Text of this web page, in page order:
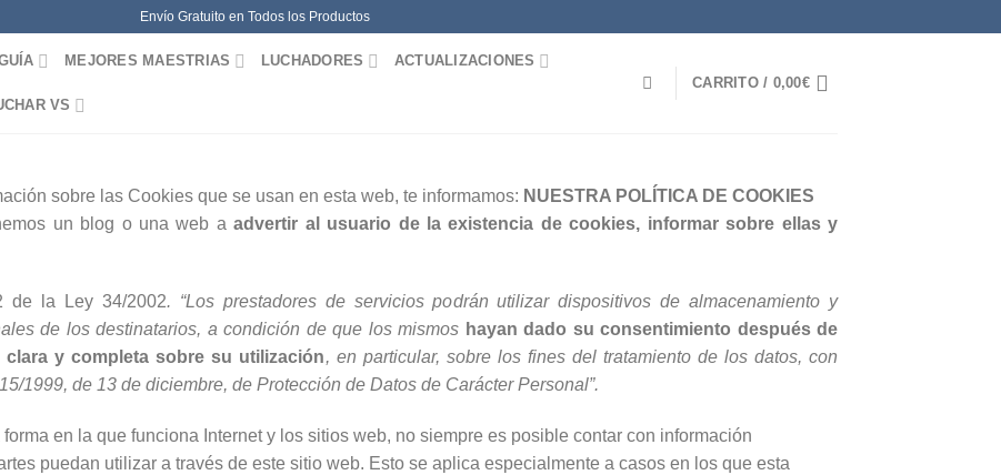
Envío Gratuito en Todos los Productos
MEJORES MAESTRIAS LUCHADORES ACTUALIZACIONES
VS
CARRITO / 0,00€
sobre las Cookies que se usan en esta web, te informamos: NUESTRA POLÍTICA DE COOKIES
un blog o una web aadvertir al usuario de la existencia de cookies, informar sobre ellas y
de la Ley 34/2002. “Los prestadores de servicios podrán utilizar dispositivos de almacenamiento y
de los destinatarios, a condición de que los mismos hayan dado su consentimiento después de
y completa sobre su utilización, en particular, sobre los fines del tratamiento de los datos, con
1999, de 13 de diciembre, de Protección de Datos de Carácter Personal”.
en la que funciona Internet y los sitios web, no siempre es posible contar con información
puedan utilizar a través de este sitio web. Esto se aplica especialmente a casos en los que esta